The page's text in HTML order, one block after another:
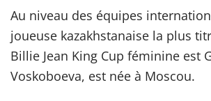
Au niveau des équipes
joueuse kazakhstanaise la plus
Billie Jean King Cup féminine est
Voskoboeva, est née à Moscou.